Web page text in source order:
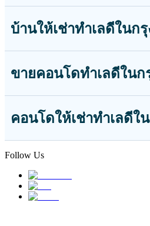
บ้านให้เช่าทำเลดีในกรุ
ขายคอนโดทำเลดีในก
คอนโดให้เช่าทำเลดีใ
Follow Us